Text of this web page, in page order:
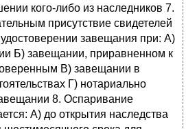
кого-либо из наследников 7.
присутствие свидетелей
завещания при: А)
Б) завещании, приравненном к
В) завещании в
Г) нотариально
8. Оспаривание
А) до открытия наследства